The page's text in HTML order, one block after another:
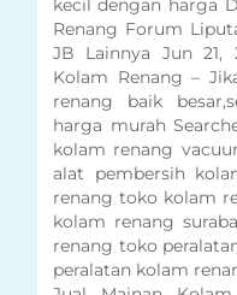
kecil dengan harga
Renang Forum
JB Lainnya Jun 21,
Kolam Renang –
renang baik
harga murah
kolam renang
alat pembersih
renang toko kolam
kolam renang
renang toko
peralatan kolam